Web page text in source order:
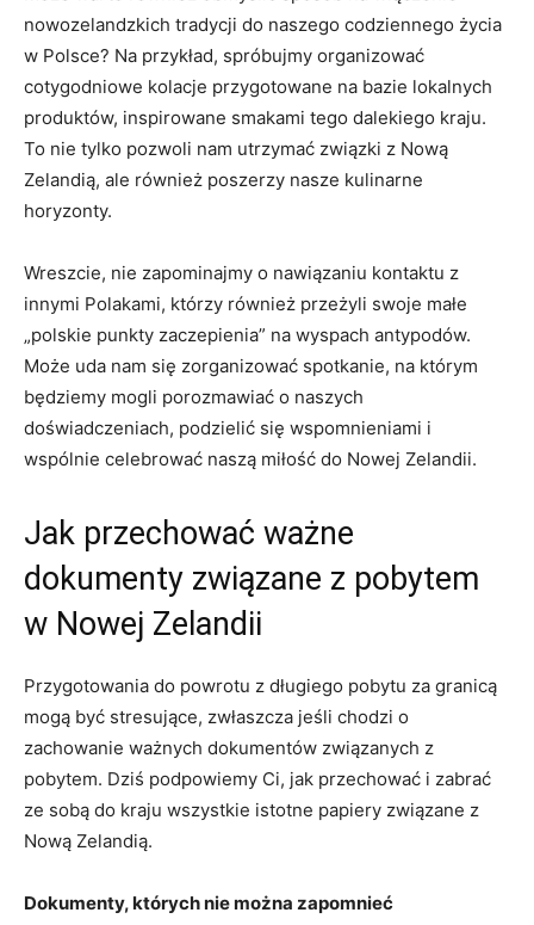
nowozelandzkich ⁤tradycji do naszego codziennego życia‍
w Polsce? Na przykład, spróbujmy⁣ organizować
cotygodniowe kolacje przygotowane ‍na bazie lokalnych
‌produktów, inspirowane smakami tego dalekiego kraju. ​
To nie tylko pozwoli nam utrzymać związki z Nową
⁢Zelandią, ale również poszerzy nasze kulinarne
horyzonty.
Wreszcie, ‌nie zapominajmy o nawiązaniu kontaktu z
innymi⁣ Polakami, ⁣którzy również przeżyli swoje małe
„polskie punkty zaczepienia” ‍na wyspach antypodów.
⁣Może uda nam⁣ się zorganizować spotkanie, na którym
będziemy⁣ mogli porozmawiać ⁢o naszych
doświadczeniach, podzielić się wspomnieniami i
wspólnie⁣ celebrować naszą miłość do Nowej Zelandii.
Jak przechować ważne
dokumenty ⁤związane z pobytem
‌w Nowej Zelandii
Przygotowania do powrotu z długiego pobytu za granicą
mogą być stresujące, zwłaszcza ⁤jeśli chodzi ⁤o
zachowanie ważnych dokumentów⁤ związanych z
pobytem. Dziś podpowiemy Ci,‌ jak przechować i zabrać
ze sobą do kraju wszystkie istotne papiery związane ⁣z
Nową Zelandią.
Dokumenty, których nie można zapomnieć